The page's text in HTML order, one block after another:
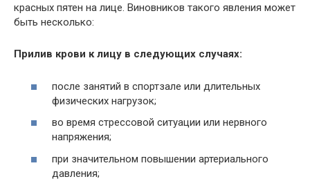
красных пятен на лице. Виновников такого явления может
быть несколько:
Прилив крови к лицу в следующих случаях:
после занятий в спортзале или длительных
физических нагрузок;
во время стрессовой ситуации или нервного
напряжения;
при значительном повышении артериального
давления;